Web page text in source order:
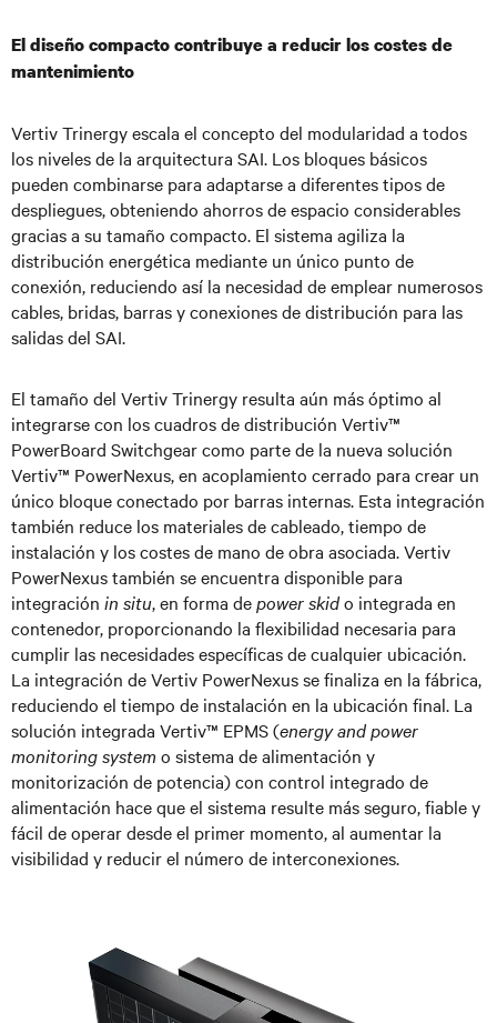
El diseño compacto contribuye a reducir los costes de
mantenimiento
Vertiv Trinergy escala el concepto del modularidad a todos
los niveles de la arquitectura SAI. Los bloques básicos
pueden combinarse para adaptarse a diferentes tipos de
despliegues, obteniendo ahorros de espacio considerables
gracias a su tamaño compacto. El sistema agiliza la
distribución energética mediante un único punto de
conexión, reduciendo así la necesidad de emplear numerosos
cables, bridas, barras y conexiones de distribución para las
salidas del SAI.
El tamaño del Vertiv Trinergy resulta aún más óptimo al
integrarse con los cuadros de distribución Vertiv™
PowerBoard Switchgear como parte de la nueva solución
Vertiv™ PowerNexus, en acoplamiento cerrado para crear un
único bloque conectado por barras internas. Esta integración
también reduce los materiales de cableado, tiempo de
instalación y los costes de mano de obra asociada. Vertiv
PowerNexus también se encuentra disponible para
integración in situ, en forma depower skido integrada en
contenedor, proporcionando la flexibilidad necesaria para
cumplir las necesidades específicas de cualquier ubicación.
La integración de Vertiv PowerNexus se finaliza en la fábrica,
reduciendo el tiempo de instalación en la ubicación final. La
solución integrada Vertiv™ EPMS (energy and power
monitoring system o sistema de alimentación y
monitorización de potencia) con control integrado de
alimentación hace que el sistema resulte más seguro, fiable y
fácil de operar desde el primer momento, al aumentar la
visibilidad y reducir el número de interconexiones.